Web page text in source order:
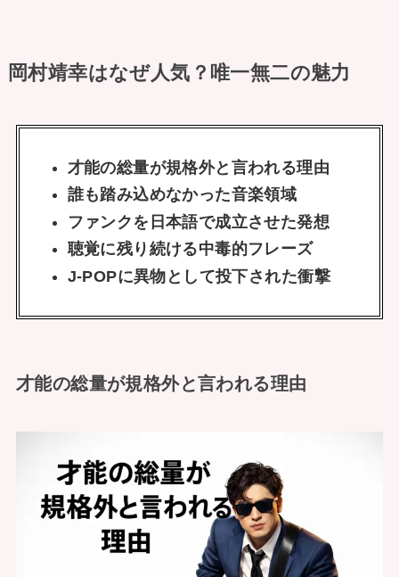
岡村靖幸はなぜ人気？唯一無二の魅力
才能の総量が規格外と言われる理由
誰も踏み込めなかった音楽領域
ファンクを日本語で成立させた発想
聴覚に残り続ける中毒的フレーズ
J-POPに異物として投下された衝撃
才能の総量が規格外と言われる理由